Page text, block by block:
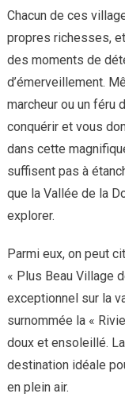
Chacun de ces
propres richesses,
des moments de
d’émerveillement.
marcheur ou un féru
conquérir et vous
dans cette
suffisent pas à
que la Vallée de la
explorer.
Parmi eux, on peut
« Plus Beau Village
exceptionnel sur la
surnommée la «
doux et ensoleillé.
destination idéale
en plein air.